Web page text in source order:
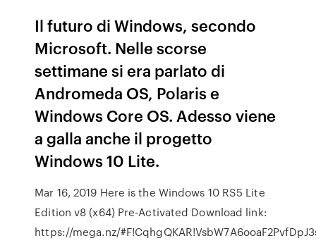
Il futuro di Windows, secondo
Microsoft. Nelle scorse
settimane si era parlato di
Andromeda OS, Polaris e
Windows Core OS. Adesso viene
a galla anche il progetto
Windows 10 Lite.
Mar 16, 2019 Here is the Windows 10 RS5 Lite
Edition v8 (x64) Pre-Activated Download link:
https://mega.nz/